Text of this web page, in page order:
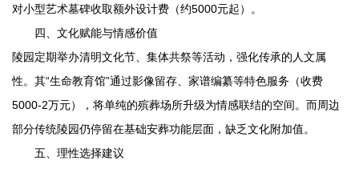
对小型艺术墓碑收取额外设计费（约5000元起）。
四、文化赋能与情感价值
陵园定期举办清明文化节、集体共祭等活动，强化传承的人文属
性。其“生命教育馆”通过影像留存、家谱编纂等特色服务（收费
5000-2万元），将单纯的殡葬场所升级为情感联结的空间。而周边
部分传统陵园仍停留在基础安葬功能层面，缺乏文化附加值。
五、理性选择建议